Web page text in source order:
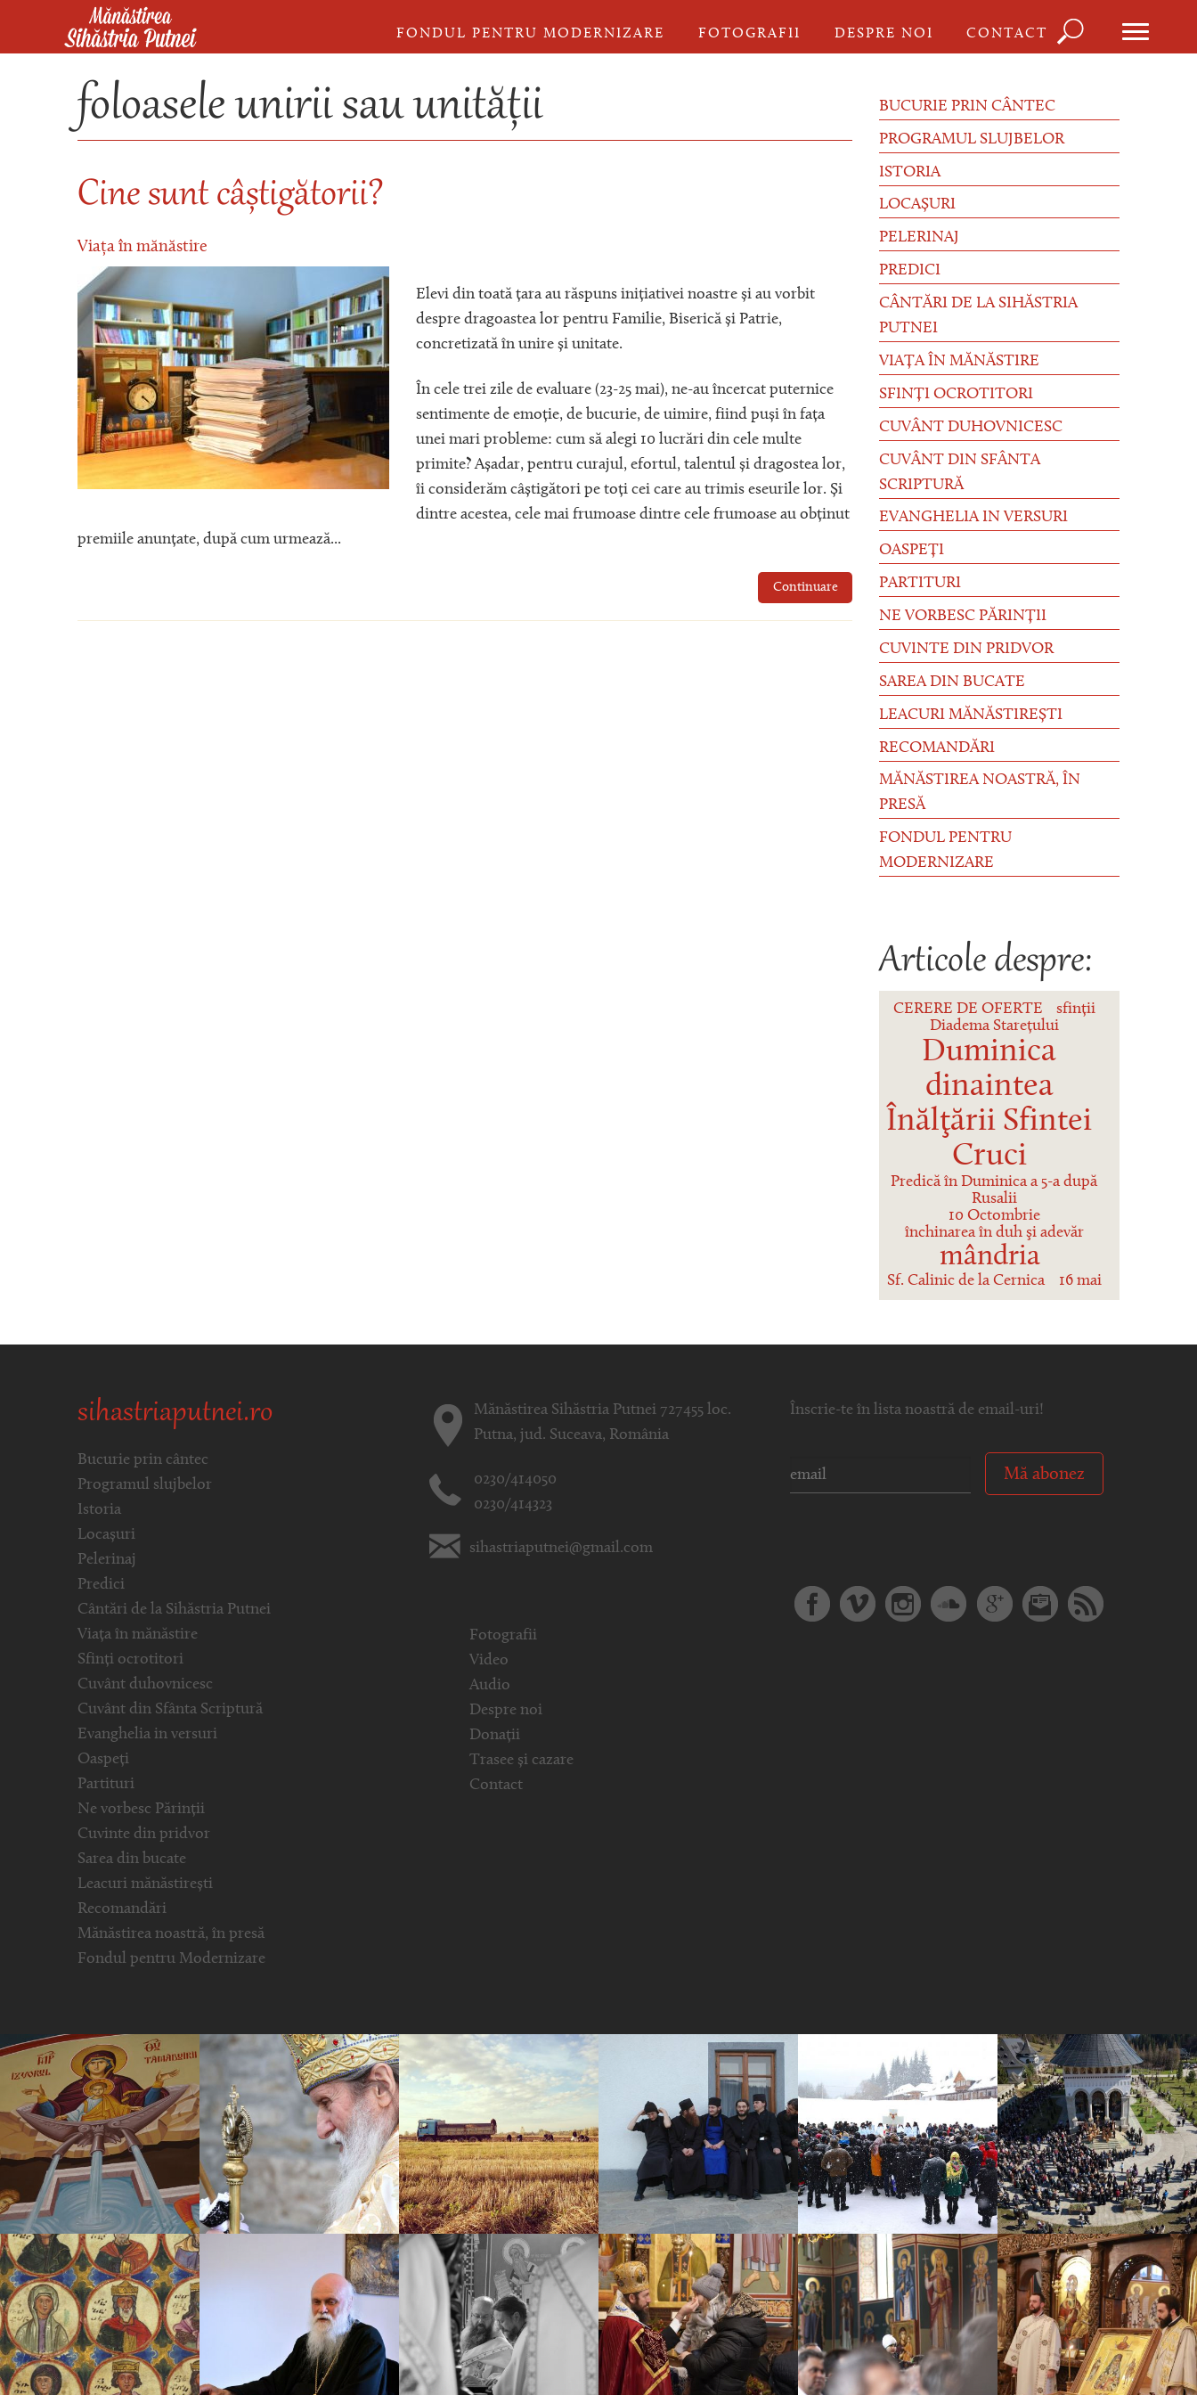
Mergi la conţinutul principal
FONDUL PENTRU MODERNIZARE FOTOGRAFII DESPRE NOI CONTACT
căutare
foloasele unirii sau unității
Cine sunt câștigătorii?
Viața în mănăstire
Elevi din toată țara au răspuns inițiativei noastre și au vorbit
despre dragoastea lor pentru Familie, Biserică și Patrie,
concretizată în unire și unitate.
În cele trei zile de evaluare (23-25 mai), ne-au încercat puternice
sentimente de emoție, de bucurie, de uimire, fiind puși în fața
unei mari probleme: cum să alegi 10 lucrări din cele multe
primite? Așadar, pentru curajul, efortul, talentul și dragostea lor,
îi considerăm câștigători pe toți cei care au trimis eseurile lor. Și
dintre acestea, cele mai frumoase dintre cele frumoase au obținut
premiile anunțate, după cum urmează...
Continuare
BUCURIE PRIN CÂNTEC
PROGRAMUL SLUJBELOR
ISTORIA
LOCAȘURI
PELERINAJ
PREDICI
CÂNTĂRI DE LA SIHĂSTRIA
PUTNEI
VIAȚA ÎN MĂNĂSTIRE
SFINȚI OCROTITORI
CUVÂNT DUHOVNICESC
CUVÂNT DIN SFÂNTA
SCRIPTURĂ
EVANGHELIA IN VERSURI
OASPEȚI
PARTITURI
NE VORBESC PĂRINȚII
CUVINTE DIN PRIDVOR
SAREA DIN BUCATE
LEACURI MĂNĂSTIREȘTI
RECOMANDĂRI
MĂNĂSTIREA NOASTRĂ, ÎN
PRESĂ
FONDUL PENTRU
MODERNIZARE
Articole despre:
CERERE DE OFERTE
sfinții
Diadema Starețului
Duminica
dinaintea
Înălţării Sfintei
Cruci
Predică în Duminica a 5-a după
Rusalii
10 Octombrie
închinarea în duh şi adevăr
mândria
Sf. Calinic de la Cernica 16 mai
sihastriaputnei.ro
Bucurie prin cântec
Programul slujbelor
Istoria
Locașuri
Pelerinaj
Predici
Cântări de la Sihăstria Putnei
Viața în mănăstire
Sfinți ocrotitori
Cuvânt duhovnicesc
Cuvânt din Sfânta Scriptură
Evanghelia in versuri
Oaspeți
Partituri
Ne vorbesc Părinții
Cuvinte din pridvor
Sarea din bucate
Leacuri mănăstirești
Recomandări
Mănăstirea noastră, în presă
Fondul pentru Modernizare
Mănăstirea Sihăstria Putnei 727455 loc.
Putna, jud. Suceava, România
0230/414050
0230/414323
sihastriaputnei@gmail.com
Fotografii
Video
Audio
Despre noi
Donații
Trasee și cazare
Contact
Înscrie-te în lista noastră de email-uri!
Mă abonez